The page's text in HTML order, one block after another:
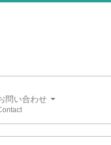
問い合わせ